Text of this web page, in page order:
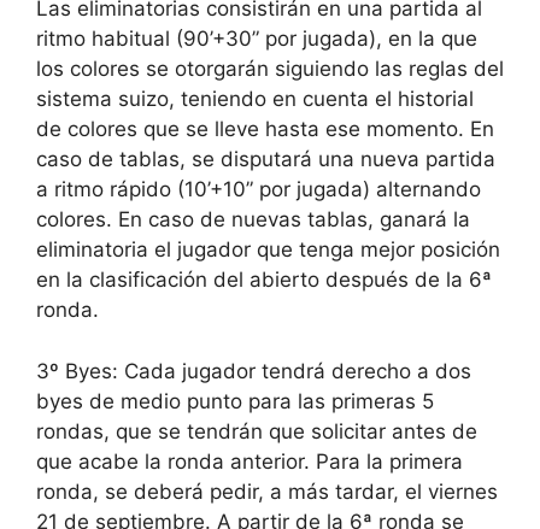
Las eliminatorias consistirán en una partida al
ritmo habitual (90’+30” por jugada), en la que
los colores se otorgarán siguiendo las reglas del
sistema suizo, teniendo en cuenta el historial
de colores que se lleve hasta ese momento. En
caso de tablas, se disputará una nueva partida
a ritmo rápido (10’+10” por jugada) alternando
colores. En caso de nuevas tablas, ganará la
eliminatoria el jugador que tenga mejor posición
en la clasificación del abierto después de la 6ª
ronda.
3º Byes: Cada jugador tendrá derecho a dos
byes de medio punto para las primeras 5
rondas, que se tendrán que solicitar antes de
que acabe la ronda anterior. Para la primera
ronda, se deberá pedir, a más tardar, el viernes
21 de septiembre. A partir de la 6ª ronda se